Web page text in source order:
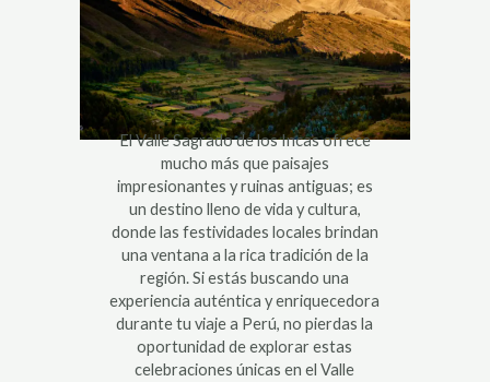
El Valle Sagrado de los Incas ofrece
mucho más que paisajes
impresionantes y ruinas antiguas; es
un destino lleno de vida y cultura,
donde las festividades locales brindan
una ventana a la rica tradición de la
región. Si estás buscando una
experiencia auténtica y enriquecedora
durante tu viaje a Perú, no pierdas la
oportunidad de explorar estas
celebraciones únicas en el Valle